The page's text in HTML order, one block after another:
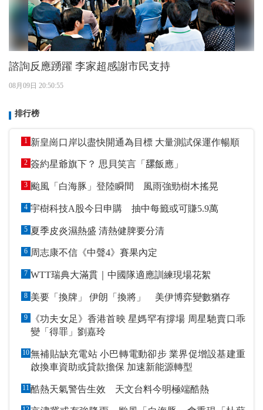
諮詢反應踴躍 李家超感謝市民支持
08月09日 20:50:55
排行榜
1 新皇崗口岸以盡快開通為目標 大量測試保運作暢順
2 簽約星爺旗下？ 思貝笑言「𦧲飯應」
3 颱風「白海豚」登陸瞬間 風雨強勁樹木搖晃
4 宇樹科技A股今日申購 抽中每籤或可賺5.9萬
5 夏季皮炎濕熱盛 清熱健脾要分清
6 周志康不信《中聲4》賽果內定
7 WTT瑞典大滿貫｜中國隊適應訓練現場花絮
8 美要「換牌」 伊朗「換將」 美伊博弈變數猶存
9
《功夫女足》香港首映 星媽罕有撐場 周星馳賣口乖
變「得罪」劉嘉玲
10無補貼缺充電站 小巴轉電動卻步 業界促增設基建重
啟換車資助或貸款擔保 加速新能源轉型
11 酷熱天氣警告生效 天文台料今明極端酷熱